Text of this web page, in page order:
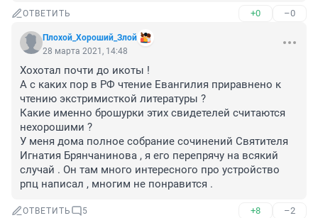
ОТВЕТИТЬ +0 –0
Плохой_Хороший_Злой
28 марта 2021, 14:48
Хохотал почти до икоты !
А с каких пор в РФ чтение Евангилия приравнено к
чтению экстримисткой литературы ?
Какие именно брошурки этих свидетелей считаются
нехорошими ?
У меня дома полное собрание сочинений Святителя
Игнатия Брянчанинова , я его перепрячу на всякий
случай . Он там много интересного про устройство
рпц написал , многим не понравится .
ОТВЕТИТЬ 5 +8 –2